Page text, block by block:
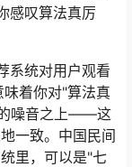
感叹算法真厉
系统对用户观看
着你对"算法真
的噪音之上——这
一致。中国民间
里，可以是"七